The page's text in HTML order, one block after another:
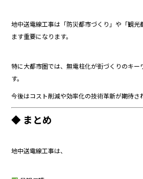
地中送電線工事は「防災都市づくり」や「観
ます重要になります。
特に大都市圏では、無電柱化が街づくりのキー
す。
今後はコスト削減や効率化の技術革新が期待さ
◆ まとめ
地中送電線工事は、